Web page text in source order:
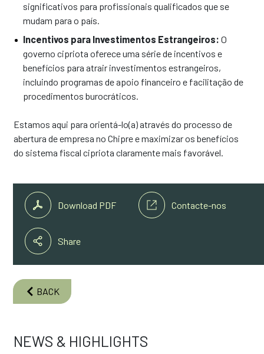
significativos para profissionais qualificados que se
mudam para o país.
Incentivos para Investimentos Estrangeiros: O
governo cipriota oferece uma série de incentivos e
benefícios para atrair investimentos estrangeiros,
incluindo programas de apoio financeiro e facilitação de
procedimentos burocráticos.
Estamos aqui para orientá-lo(a) através do processo de
abertura de empresa no Chipre e maximizar os benefícios
do sistema fiscal cipriota claramente mais favorável.
Download PDF Contacte-nos
Share
BACK
NEWS & HIGHLIGHTS